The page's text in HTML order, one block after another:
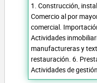
1. Construcción,
Comercio al por
comercial.
Actividades
manufactureras y
restauración. 6.
Actividades de gestión